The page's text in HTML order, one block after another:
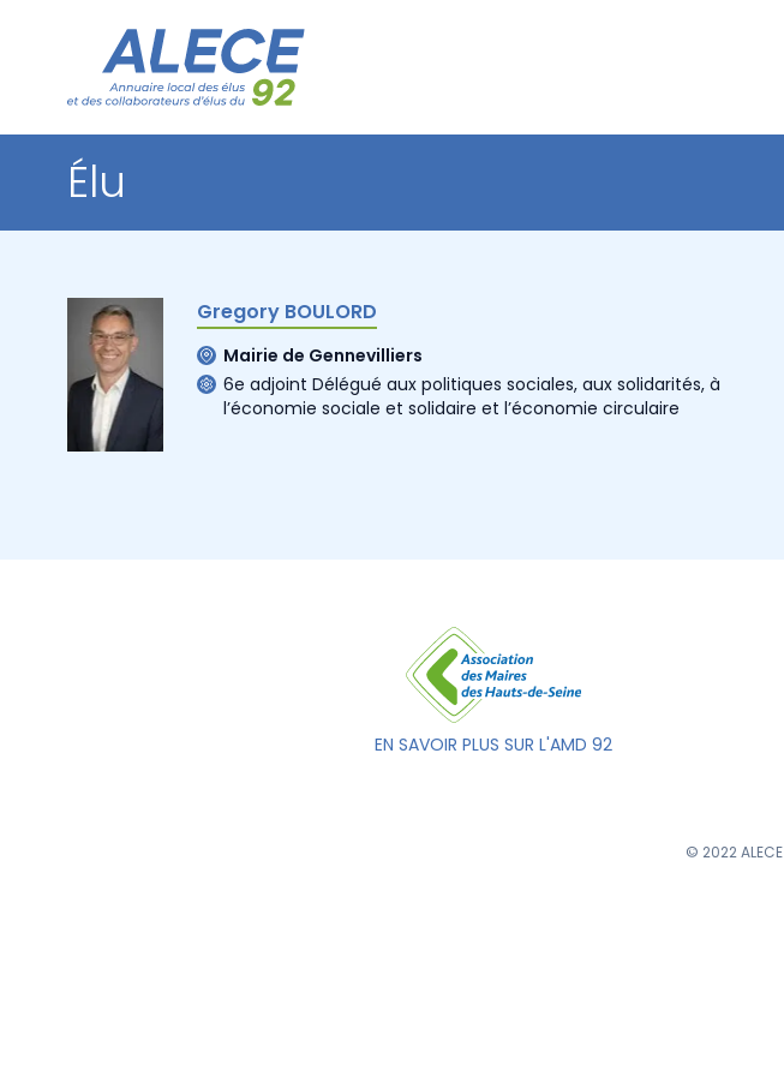
Élu
Gregory BOULORD
Mairie de Gennevilliers
6e adjoint Délégué aux politiques sociales, aux solidarités, à
l’économie sociale et solidaire et l’économie circulaire
EN SAVOIR PLUS SUR L'AMD 92
© 2022 ALECE